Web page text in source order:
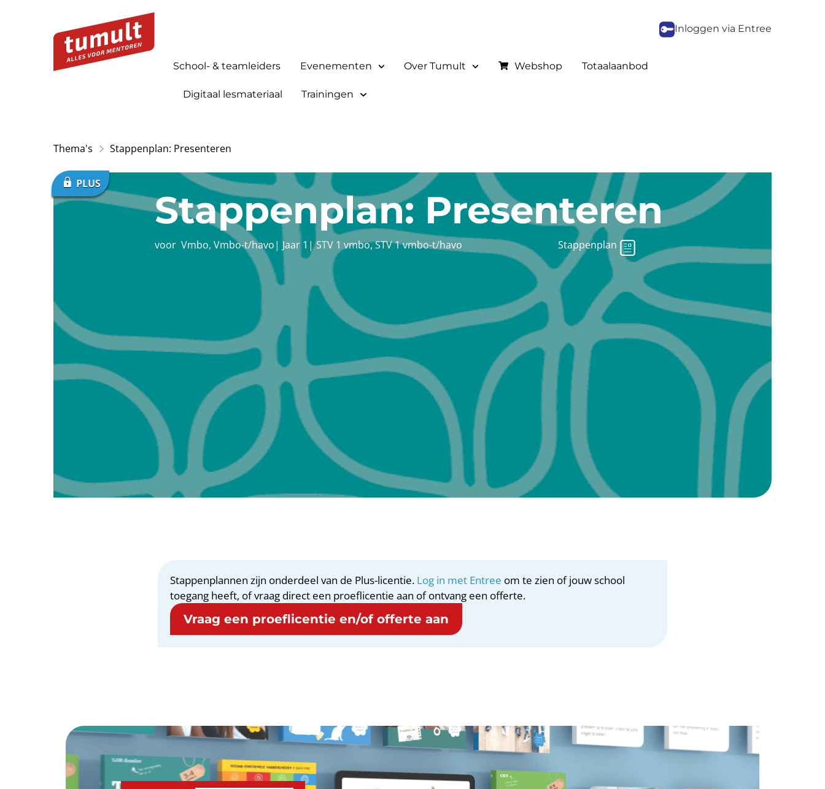
Inloggen via Entree
School- & teamleiders Evenementen Over Tumult Webshop Totaalaanbod
Digitaal lesmateriaal Trainingen
Thema's Stappenplan: Presenteren
Stappenplan: Presenteren
voor Vmbo, Vmbo-t/havo|Jaar 1 |STV 1 vmbo,STV 1 vmbo-t/havo Stappenplan
Stappenplannen zijn onderdeel van de Plus-licentie. Log in met Entree om te zien of jouw school
toegang heeft, of vraag direct een proeflicentie aan of ontvang een offerte.
Vraag een proeflicentie en/of offerte aan